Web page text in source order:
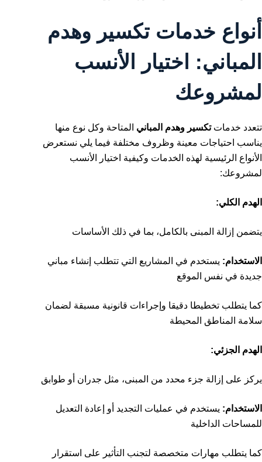
أنواع خدمات تكسير وهدم
المباني: اختيار الأنسب
لمشروعك
تتعدد خدماتتكسير وهدم المباني المتاحة وكل نوع منها
يناسب احتياجات معينة وظروف مختلفة فيما يلي نستعرض
الأنواع الرئيسية لهذه الخدمات وكيفية اختيار الأنسب
لمشروعك:
الهدم الكلي:
يتضمن إزالة المبنى بالكامل، بما في ذلك الأساسات
الاستخدام: يستخدم في المشاريع التي تتطلب إنشاء مباني
جديدة في نفس الموقع
كما يتطلب تخطيطا دقيقا وإجراءات قانونية مسبقة لضمان
سلامة المناطق المحيطة
الهدم الجزئي:
يركز على إزالة جزء محدد من المبنى، مثل جدران أو طوابق
الاستخدام: يستخدم في عمليات التجديد أو إعادة التعديل
للمساحات الداخلية
كما يتطلب مهارات متخصصة لتجنب التأثير على استقرار